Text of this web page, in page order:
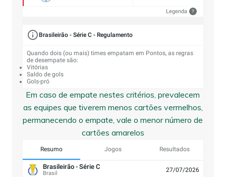
Legenda ?
Brasileirão - Série C - Regulamento
Quando dois (ou mais) times empatam em Pontos, as regras
de desempate são:
Vitórias
Saldo de gols
Gols-pró
Em caso de empate nestes critérios, prevalecem
as equipes que tiverem menos cartões vermelhos,
permanecendo o empate, vale o menor número de
cartões amarelos
Resumo Jogos Resultados
Brasileirão - Série C
Brasil 27/07/2026